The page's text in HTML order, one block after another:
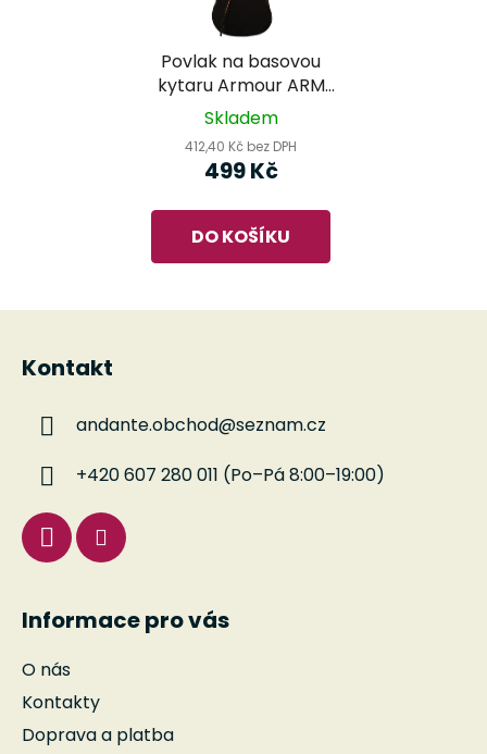
Povlak na basovou
kytaru Armour ARM
1200B
Skladem
412,40 Kč bez DPH
499 Kč
DO KOŠÍKU
Z
Kontakt
andante.obchod@seznam.cz
+420 607 280 011 (Po–Pá 8:00–19:00)
Informace pro vás
O nás
Kontakty
Doprava a platba